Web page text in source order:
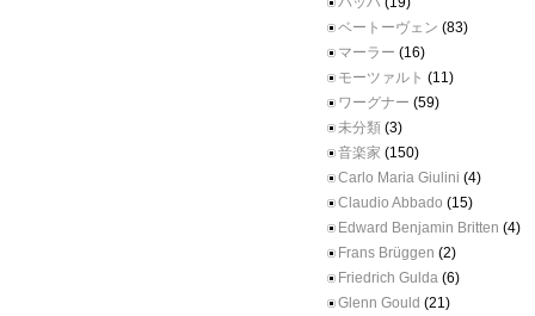
ベートーヴェン (83)
マーラー (16)
モーツァルト (11)
ワーグナー (59)
未分類 (3)
音楽家 (150)
Carlo Maria Giulini (4)
Claudio Abbado (15)
Edward Benjamin Britten (4)
Frans Brüggen (2)
Friedrich Gulda (6)
Glenn Gould (21)